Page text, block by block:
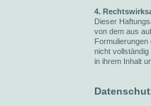
4.
Dieser
von dem aus
nicht
in ihrem Inhalt